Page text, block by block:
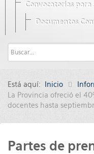
Convocatorias
Documentos
Está aquí: Inicio
La Provincia ofreció el
docentes hasta
Partes de